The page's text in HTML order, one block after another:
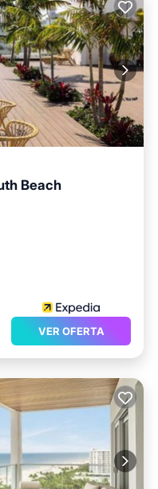
Beach
VER OFERTA